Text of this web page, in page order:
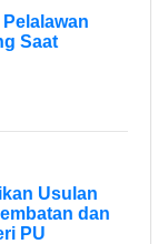
Saat
Usulan
dan
PU